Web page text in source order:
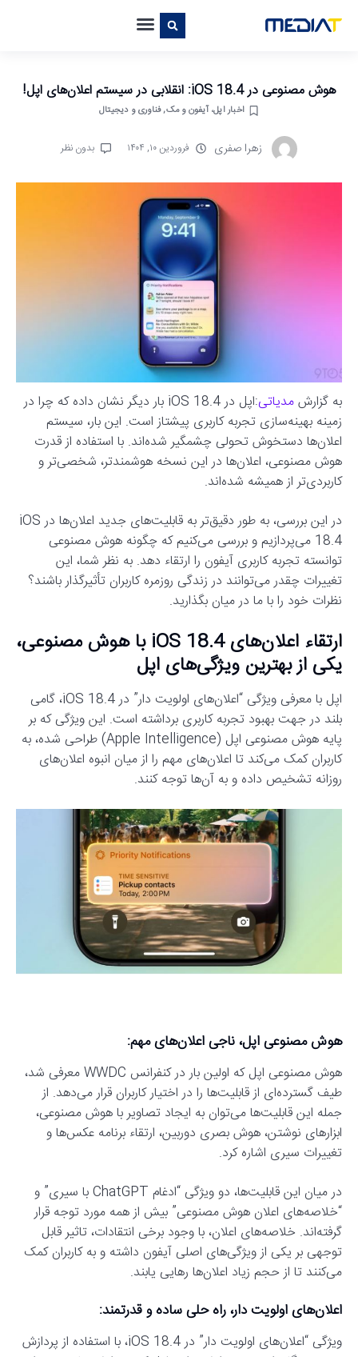
هوش مصنوعی در iOS 18.4: انقلابی در سیستم اعلان‌های اپل!
اخبار اپل، آیفون و مک,فناوری و دیجیتال
زهرا صفری فروردین ۱۰, ۱۴۰۴ بدون نظر
به گزارشمدیاتی
:اپل در iOS 18.4 بار دیگر نشان داده که چرا در
زمینه بهینه‌سازی تجربه کاربری پیشتاز است. این بار، سیستم
اعلان‌ها دستخوش تحولی چشمگیر شده‌اند. با استفاده از قدرت
هوش مصنوعی، اعلان‌ها در این نسخه هوشمندتر، شخصی‌تر و
کاربردی‌تر از همیشه شده‌اند.
در این بررسی، به طور دقیق‌تر به قابلیت‌های جدید اعلان‌ها در iOS
18.4 می‌پردازیم و بررسی می‌کنیم که چگونه هوش مصنوعی
توانسته تجربه کاربری آیفون را ارتقاء دهد. به نظر شما، این
تغییرات چقدر می‌توانند در زندگی روزمره کاربران تأثیرگذار باشند؟
نظرات خود را با ما در میان بگذارید.
ارتقاء اعلان‌های iOS 18.4 با هوش مصنوعی،
یکی از بهترین ویژگی‌های اپل
اپل با معرفی ویژگی “اعلان‌های اولویت دار” در iOS 18.4، گامی
بلند در جهت بهبود تجربه کاربری برداشته است. این ویژگی که بر
پایه هوش مصنوعی اپل (Apple Intelligence) طراحی شده، به
کاربران کمک می‌کند تا اعلان‌های مهم را از میان انبوه اعلان‌های
روزانه تشخیص داده و به آن‌ها توجه کنند.
هوش مصنوعی اپل، ناجی اعلان‌های مهم:
هوش مصنوعی اپل که اولین بار در کنفرانس WWDC معرفی شد،
طیف گسترده‌ای از قابلیت‌ها را در اختیار کاربران قرار می‌دهد. از
جمله این قابلیت‌ها می‌توان به ایجاد تصاویر با هوش مصنوعی،
ابزارهای نوشتن، هوش بصری دوربین، ارتقاء برنامه عکس‌ها و
تغییرات سیری اشاره کرد.
در میان این قابلیت‌ها، دو ویژگی “ادغام ChatGPT با سیری” و
“خلاصه‌های اعلان هوش مصنوعی” بیش از همه مورد توجه قرار
گرفته‌اند. خلاصه‌های اعلان، با وجود برخی انتقادات، تاثیر قابل
توجهی بر یکی از ویژگی‌های اصلی آیفون داشته و به کاربران کمک
می‌کنند تا از حجم زیاد اعلان‌ها رهایی یابند.
اعلان‌های اولویت دار، راه حلی ساده و قدرتمند:
ویژگی “اعلان‌های اولویت دار” در iOS 18.4، با استفاده از پردازش